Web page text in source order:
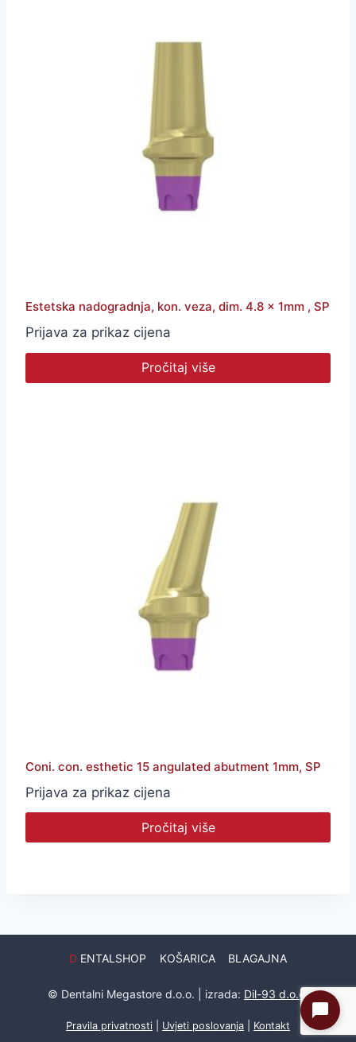
Estetska nadogradnja, kon. veza, dim. 4.8 x 1mm , SP
Prijava za prikaz cijena
Pročitaj više
Coni. con. esthetic 15 angulated abutment 1mm, SP
Prijava za prikaz cijena
Pročitaj više
D ENTALSHOP KOŠARICA BLAGAJNA
© Dentalni Megastore d.o.o. | izrada: Dil-93 d.o.o.
Pravila privatnosti Uvjeti poslovanja Kontakt